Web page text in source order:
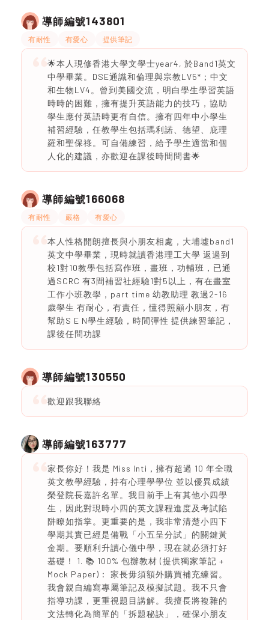
導師編號143801
有耐性 有愛心 提供筆記
🌟本人現修香港大學文學士year4, 於Band1英文
中學畢業。DSE通識和倫理與宗教LV5*；中文
和生物LV4。曾到美國交流，明白學生學習英語
時時的困難，擁有提升英語能力的技巧，協助
學生應付英語時更有自信。擁有四年中小學生
補習經驗，任教學生包括瑪利諾、德望、庇理
羅和聖保祿。可自備練習，給予學生適當和個
人化的建議，亦歡迎在課後時間問書🌟
導師編號166068
有耐性 嚴格 有愛心
本人性格開朗擅長與小朋友相處，大埔墟band1
英文中學畢業，現時就讀香港理工大學 返過到
校1對10教學包括寫作班，畫班，功輔班，已通
過SCRC 有3間補習社經驗1對5以上，有在畫室
工作小班教學，part time 幼教助理 教過2-16
歲學生 有耐心，有責任，懂得照顧小朋友，有
幫助S E N學生經驗，時間彈性 提供練習筆記，
課後任問功課
導師編號130550
歡迎跟我聯絡
導師編號163777
家長你好！我是 Miss Inti，擁有超過 10 年全職
英文教學經驗，持有心理學學位 並以優異成績
榮登院長嘉許名單。我目前手上有其他小四學
生，因此對現時小四的英文課程進度及考試陷
阱瞭如指掌。更重要的是，我非常清楚小四下
學期其實已經是備戰「小五呈分試」的關鍵黃
金期。要順利升讀心儀中學，現在就必須打好
基礎！ 1. 📚 100% 包辦教材 (提供獨家筆記 +
Mock Paper)： 家長毋須額外購買補充練習。
我會親自編寫專屬筆記及模擬試題。我不只會
指導功課，更重視題目講解。我擅長將複雜的
文法轉化為簡單的「拆題秘訣」，確保小朋友